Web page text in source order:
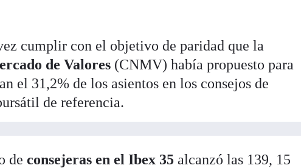
cumplir con el objetivo de paridad que la
de Valores (CNMV) había propuesto para
el 31,2% de los asientos en los consejos de
de referencia.
deconsejeras en el Ibex 35 alcanzó las 139, 15